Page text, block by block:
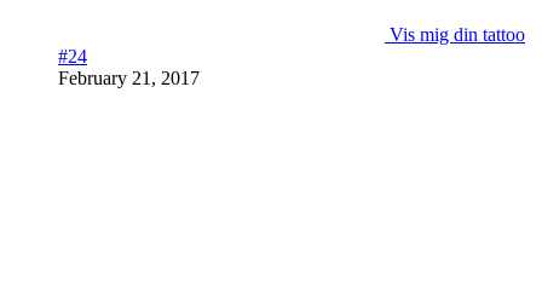
Vis mig din tattoo
#24
February 21, 2017